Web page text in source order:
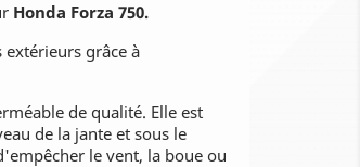
Honda Forza 750.
grâce à
de qualité. Elle est
de la jante et sous le
le vent, la boue ou